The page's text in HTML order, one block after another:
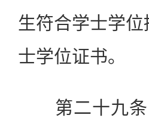
生符合学士学
士学位证书。
第二十九条